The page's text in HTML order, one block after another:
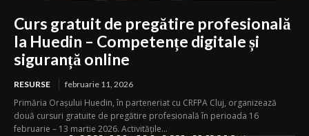
Curs gratuit de pregătire profesională
la Huedin – Competențe digitale și
siguranță online
RESURSE februarie 11, 2026
Primăria Orașului Huedin, în parteneriat cu CRFPA Cluj, organizează
două cursuri gratuite de pregătire profesională în perioada 16
februarie – 13 martie 2026. Activitățile...